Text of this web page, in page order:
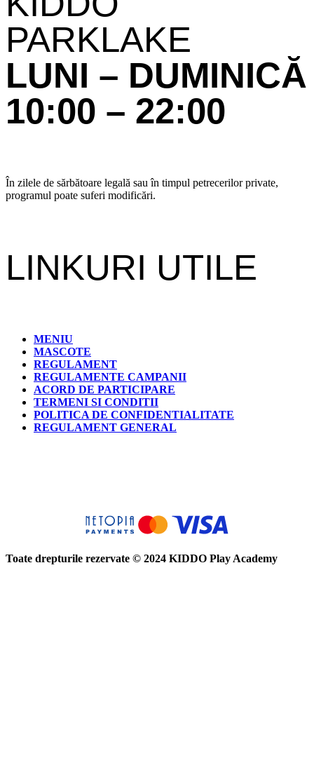
PARKLAKE
LUNI – DUMINICĂ
10:00 – 22:00
În zilele de sărbătoare legală sau în timpul petrecerilor private,
programul poate suferi modificări.
LINKURI UTILE
MENIU
MASCOTE
REGULAMENT
REGULAMENTE CAMPANII
ACORD DE PARTICIPARE
TERMENI SI CONDITII
POLITICA DE CONFIDENTIALITATE
REGULAMENT GENERAL
Toate drepturile rezervate © 2024 KIDDO Play Academy